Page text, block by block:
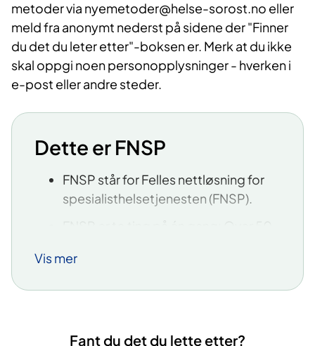
metoder via nyemetoder@helse-sorost.no eller
meld fra anonymt nederst på sidene der "Finner
du det du leter etter"-boksen er. Merk at du ikke
skal oppgi noen personopplysninger - hverken i
e-post eller andre steder.
Dette er FNSP
FNSP står for Felles nettløsning for
spesialisthelsetjenesten (FNSP).
helseforetakene i
database med pasientinformasjon.
Vis mer
Fant du det du lette etter?